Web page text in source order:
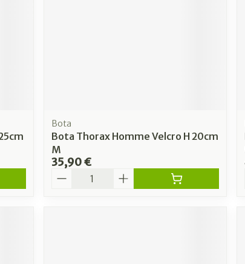
Bota
Bota Thorax Homme Velcro H 20cm
M
35,90 €
Quantité